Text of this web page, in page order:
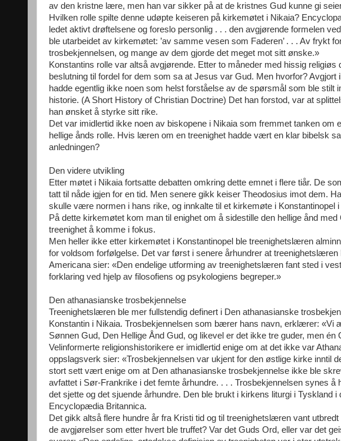
av den kristne lære, men han var sikker på at de kristnes Gud kunne gi
Hvilken rolle spilte denne udøpte keiseren på kirkemøtet i Nikaia?
ledet aktivt drøftelsene og foreslo personlig . . . den avgjørende formelen
ble utarbeidet av kirkemøtet: ’av samme vesen som Faderen’ . . . Av frykt
trosbekjennelsen, og mange av dem gjorde det meget mot sitt ønske.»
Konstantins rolle var altså avgjørende. Etter to måneder med hissig
beslutning til fordel for dem som sa at Jesus var Gud. Men hvorfor?
hadde egentlig ikke noen som helst forståelse av de spørsmål som ble
historie. (A Short History of Christian Doctrine) Det han forstod, var at
han ønsket å styrke sitt rike.
Det var imidlertid ikke noen av biskopene i Nikaia som fremmet tanken om
hellige ånds rolle. Hvis læren om en treenighet hadde vært en klar bibelsk
anledningen?
Den videre utvikling
Etter møtet i Nikaia fortsatte debatten omkring dette emnet i flere tiår. De
tatt til nåde igjen for en tid. Men senere gikk keiser Theodosius imot dem.
skulle være normen i hans rike, og innkalte til et kirkemøte i Konstantinopel
På dette kirkemøtet kom man til enighet om å sidestille den hellige ånd
treenighet å komme i fokus.
Men heller ikke etter kirkemøtet i Konstantinopel ble treenighetslæren
for voldsom forfølgelse. Det var først i senere århundrer at
Americana sier: «Den endelige utforming av treenighetslæren fant sted i
forklaring ved hjelp av filosofiens og psykologiens begreper.»
Den athanasianske trosbekjennelse
Treenighetslæren ble mer fullstendig definert i Den athanasianske
Konstantin i Nikaia. Trosbekjennelsen som bærer hans navn, erklærer: «Vi
Sønnen Gud, Den Hellige Ånd Gud, og likevel er det ikke tre guder, men én
Velinformerte religionshistorikere er imidlertid enige om at det ikke var
oppslagsverk sier: «Trosbekjennelsen var ukjent for den østlige kirke inntil
stort sett vært enige om at Den athanasianske trosbekjennelse ikke ble
avfattet i Sør-Frankrike i det femte århundre. . . . Trosbekjennelsen synes
det sjette og det sjuende århundre. Den ble brukt i kirkens liturgi i
Encyclopædia Britannica.
Det gikk altså flere hundre år fra Kristi tid og til treenighetslæren vant
de avgjørelser som etter hvert ble truffet? Var det Guds Ord, eller var det